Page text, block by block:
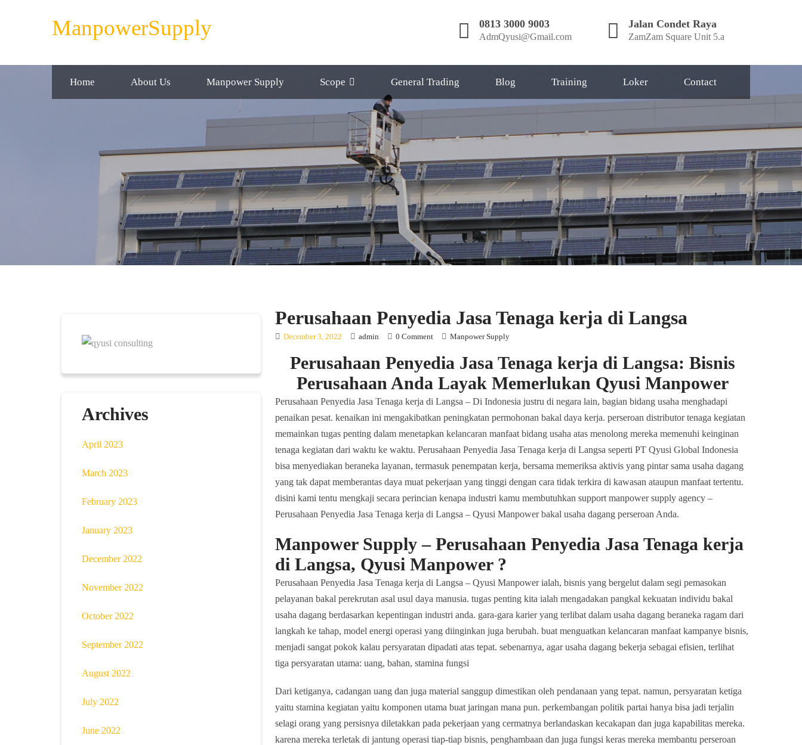
ManpowerSupply 0813 3000 9003
AdmQyusi@Gmail.com
Jalan Condet Raya
ZamZam Square Unit 5.a
Home About Us Manpower Supply Scope General Trading Blog Training Loker Contact
Perusahaan Penyedia Jasa Tenaga kerja di Langsa
December 3, 2022 admin 0 Comment Manpower Supply
Perusahaan Penyedia Jasa Tenaga kerja di Langsa: Bisnis
Perusahaan Anda Layak Memerlukan Qyusi Manpower
Perusahaan Penyedia Jasa Tenaga kerja di Langsa – Di Indonesia justru di negara lain, bagian bidang usaha menghadapi
penaikan pesat. kenaikan ini mengakibatkan peningkatan permohonan bakal daya kerja. perseroan distributor tenaga kegiatan
memainkan tugas penting dalam menetapkan kelancaran manfaat bidang usaha atas menolong mereka memenuhi keinginan
tenaga kegiatan dari waktu ke waktu. Perusahaan Penyedia Jasa Tenaga kerja di Langsa seperti PT Qyusi Global Indonesia
bisa menyediakan beraneka layanan, termasuk penempatan kerja, bersama memeriksa aktivis yang pintar sama usaha dagang
yang tak dapat memberantas daya muat pekerjaan yang tinggi dengan cara tidak terkira di kawasan ataupun manfaat tertentu.
disini kami tentu mengkaji secara perincian kenapa industri kamu membutuhkan support manpower supply agency –
Perusahaan Penyedia Jasa Tenaga kerja di Langsa – Qyusi Manpower bakal usaha dagang perseroan Anda.
Manpower Supply – Perusahaan Penyedia Jasa Tenaga kerja
di Langsa, Qyusi Manpower ?
Perusahaan Penyedia Jasa Tenaga kerja di Langsa – Qyusi Manpower ialah, bisnis yang bergelut dalam segi pemasokan
pelayanan bakal perekrutan asal usul daya manusia. tugas penting kita ialah mengadakan pangkal kekuatan individu bakal
usaha dagang berdasarkan kepentingan industri anda. gara-gara karier yang terlibat dalam usaha dagang beraneka ragam dari
langkah ke tahap, model energi operasi yang diinginkan juga berubah. buat menguatkan kelancaran manfaat kampanye bisnis,
menjadi sangat pokok kalau persyaratan dipadati atas tepat. sebenarnya, agar usaha dagang bekerja sebagai efisien, terlihat
tiga persyaratan utama: uang, bahan, stamina fungsi
Dari ketiganya, cadangan uang dan juga material sanggup dimestikan oleh pendanaan yang tepat. namun, persyaratan ketiga
yaitu stamina kegiatan yaitu komponen utama buat jaringan mana pun. perkembangan politik partai hanya bisa jadi terjalin
selagi orang yang persisnya diletakkan pada pekerjaan yang cermatnya berlandaskan kecakapan dan juga kapabilitas mereka.
karena mereka terletak di jantung operasi tiap-tiap bisnis, penghambaan dan juga fungsi keras mereka membantu perseroan
Archives
April 2023
March 2023
February 2023
January 2023
December 2022
November 2022
October 2022
September 2022
August 2022
July 2022
June 2022